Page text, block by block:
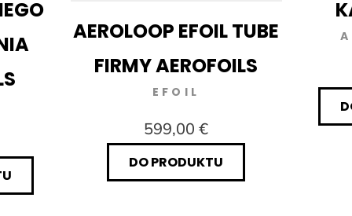
AEROLOOP EFOIL TUBE
FIRMY AEROFOILS
EFOIL
599,00 €
DO PRODUKTU